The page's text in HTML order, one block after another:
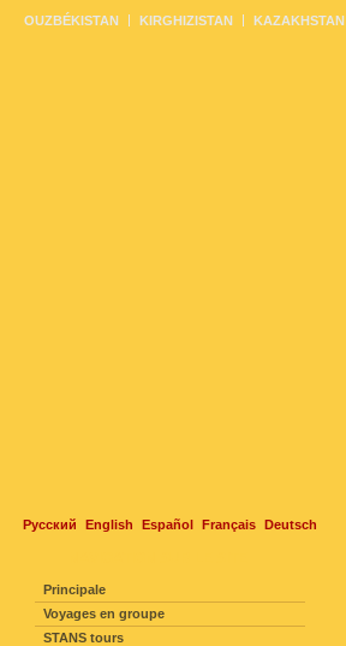
Русский English Español Français Deutsch
OUZBÉKISTAN KIRGHIZISTAN KAZAKHSTAN
Principale
Voyages en groupe
STANS tours